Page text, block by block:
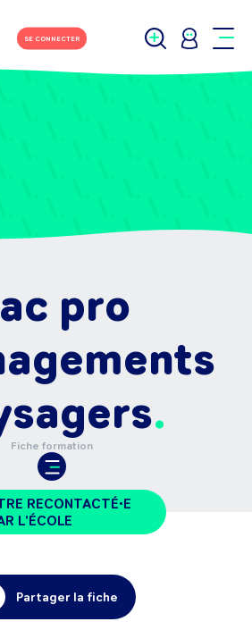
SE CONNECTER
pro
Fiche formation
RECONTACTÉ•E
L'ÉCOLE
Partager la fiche